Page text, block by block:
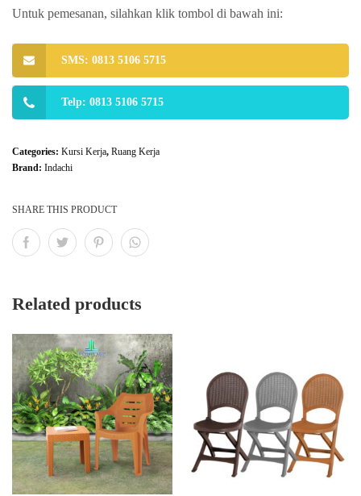
Untuk pemesanan, silahkan klik tombol di bawah ini:
SMS: 0813 5106 5715
Telp: 0813 5106 5715
Categories: Kursi Kerja, Ruang Kerja
Brand: Indachi
SHARE THIS PRODUCT
Related products